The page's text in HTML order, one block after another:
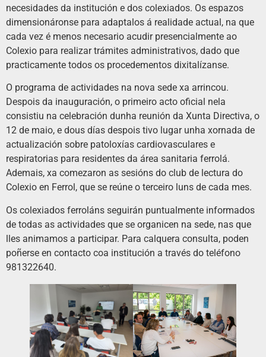
necesidades da institución e dos colexiados. Os espazos
dimensionáronse para adaptalos á realidade actual, na que
cada vez é menos necesario acudir presencialmente ao
Colexio para realizar trámites administrativos, dado que
practicamente todos os procedementos dixitalízanse.
O programa de actividades na nova sede xa arrincou.
Despois da inauguración, o primeiro acto oficial nela
consistiu na celebración dunha reunión da Xunta Directiva, o
12 de maio, e dous días despois tivo lugar unha xornada de
actualización sobre patoloxías cardiovasculares e
respiratorias para residentes da área sanitaria ferrolá.
Ademais, xa comezaron as sesións do club de lectura do
Colexio en Ferrol, que se reúne o terceiro luns de cada mes.
Os colexiados ferroláns seguirán puntualmente informados
de todas as actividades que se organicen na sede, nas que
lles animamos a participar. Para calquera consulta, poden
poñerse en contacto coa institución a través do teléfono
981322640.